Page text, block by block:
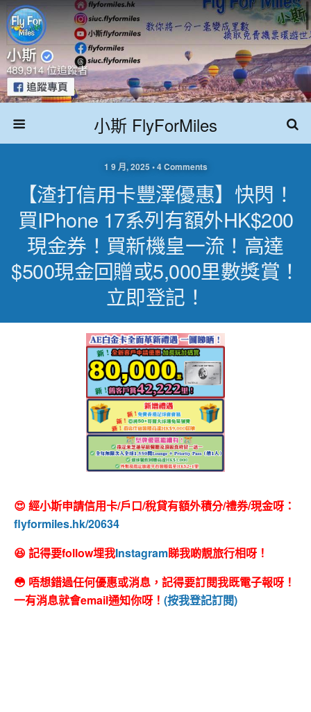
小斯 FlyForMiles
1 9 月, 2025 • 4 Comments
【渣打信用卡豐澤優惠】快閃！
買iPhone 17系列有額外HK$200
現金券！買新機皇一流！高達
$500現金回贈或5,000里數獎賞！
立即登記！
😍 經小斯申請信用卡/戶口/稅貸有額外積分/禮券/現金呀：
flyformiles.hk/20634
😆 記得要follow埋我Instagram睇我啲靚旅行相呀！
😳 唔想錯過任何優惠或消息，記得要訂閱我既電子報呀！
一有消息就會email通知你呀！ (按我登記訂閱)